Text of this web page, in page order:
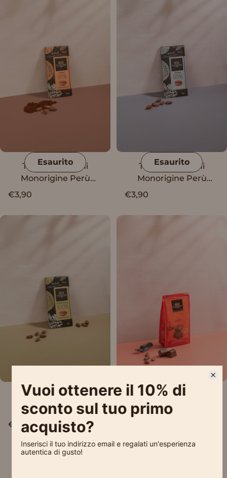
Esaurito
Tavoletta Vanini
Monorigine Perù
Fondente 91%
€3,90
Esaurito
Tavoletta Vanini
Monorigine Perù
Fondente 95%
€3,90
Esaurito
Tavoletta Vanini
Monorigine Perù
Fondente 100%
€3,90
Esaurito
Le Praline Blue Rose
Vanini Dark
Precedente 1 2 3 4 Successivo